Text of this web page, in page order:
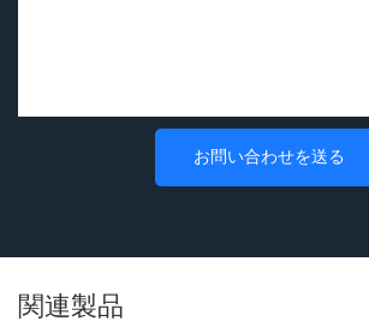
お問い合わせを送る
関連製品